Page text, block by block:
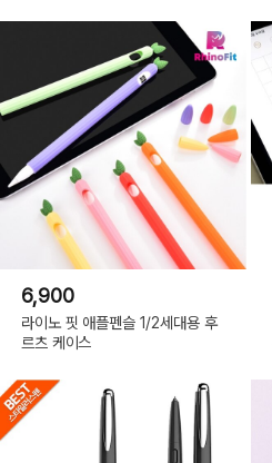
6,900
라이노 핏 애플펜슬 1/2세대용 후
르츠 케이스